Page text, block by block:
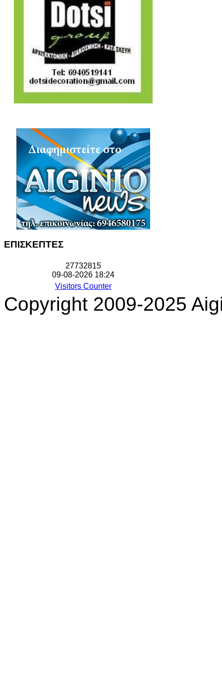
ΕΠΙΣΚΕΠΤΕΣ
27732815
09-08-2026 18:24
Visitors Counter
Copyright 2009-2025